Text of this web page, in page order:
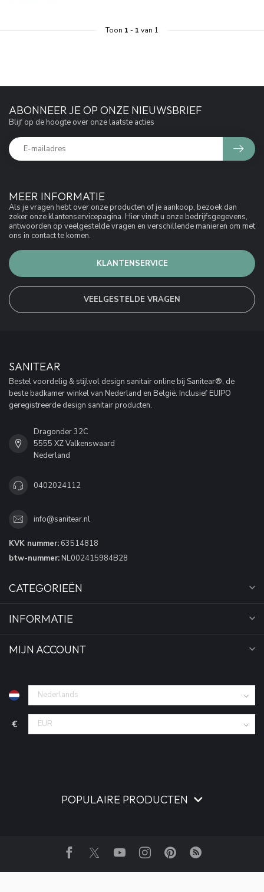
Toon 1 - 1 van 1
MEER INFORMATIE
Als je vragen hebt over onze producten of je aankoop, bezoek dan
zeker onze klantenservicepagina. Hier vindt u onze bedrijfsgegevens,
antwoorden op veelgestelde vragen en verschillende manieren om met
ons in contact te komen.
KLANTENSERVICE
VEELGESTELDE VRAGEN
ABONNEER JE OP ONZE NIEUWSBRIEF
Blijf op de hoogte over onze laatste acties
SANITEAR
Bestel voordelig & stijlvol design sanitair online bij Sanitear®, de
beste badkamer winkel van Nederland en België. Inclusief EUIPO
geregistreerde design sanitair producten.
Dragonder 32C
5555 XZ Valkenswaard
Nederland
0402024112
info@sanitear.nl
KVK nummer: 63514818
btw-nummer: NL002415984B28
CATEGORIEËN
INFORMATIE
MIJN ACCOUNT
€
POPULAIRE PRODUCTEN